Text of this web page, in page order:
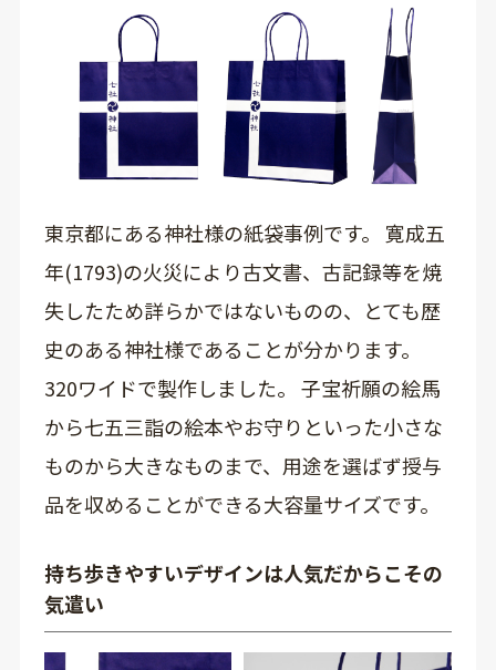
東京都にある神社様の紙袋事例です。 寛成五
年(1793)の火災により古文書、古記録等を焼
失したため詳らかではないものの、とても歴
史のある神社様であることが分かります。
320ワイドで製作しました。 子宝祈願の絵馬
から七五三詣の絵本やお守りといった小さな
ものから大きなものまで、用途を選ばず授与
品を収めることができる大容量サイズです。
持ち歩きやすいデザインは人気だからこその
気遣い